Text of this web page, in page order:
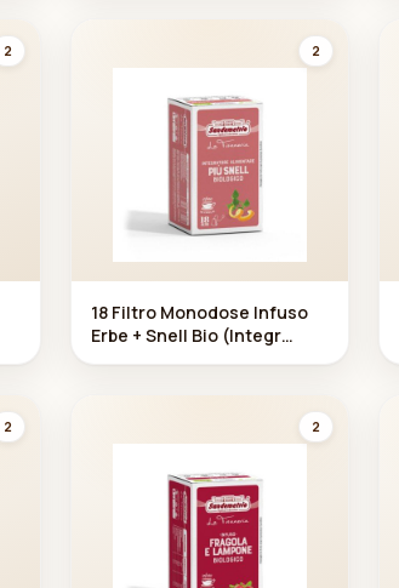
2 2
18 Filtro Monodose Infuso
Erbe + Snell Bio (Integr
2 2